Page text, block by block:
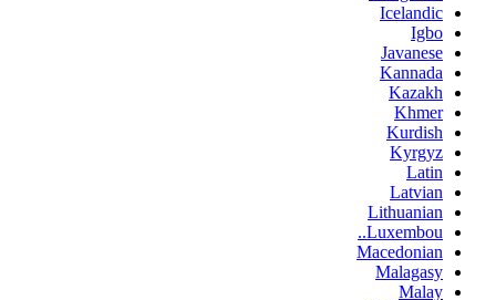
Icelandic
Igbo
Javanese
Kannada
Kazakh
Khmer
Kurdish
Kyrgyz
Latin
Latvian
Lithuanian
Luxembou..
Macedonian
Malagasy
Malay